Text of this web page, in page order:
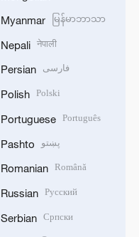
Myanmar မြန်မာဘာသာ
Nepali नेपाली
Persian فارسی
Polish Polski
Portuguese Português
Pashto پښتو
Romanian Română
Russian Русский
Serbian Српски